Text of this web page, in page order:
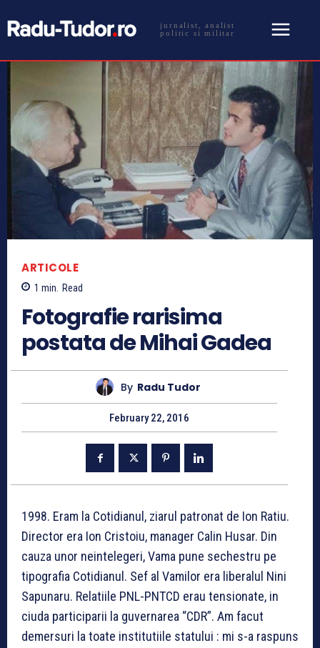
jurnalist, analist
politic si militar
ARTICOLE
1 min. Read
Fotografie rarisima
postata de Mihai Gadea
By Radu Tudor
February 22, 2016
1998. Eram la Cotidianul, ziarul patronat de Ion Ratiu.
Director era Ion Cristoiu, manager Calin Husar. Din
cauza unor neintelegeri, Vama pune sechestru pe
tipografia Cotidianul. Sef al Vamilor era liberalul Nini
Sapunaru. Relatiile PNL-PNTCD erau tensionate, in
ciuda participarii la guvernarea “CDR”. Am facut
demersuri la toate institutiile statului : mi s-a raspuns